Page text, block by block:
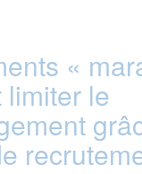
«
limiter le